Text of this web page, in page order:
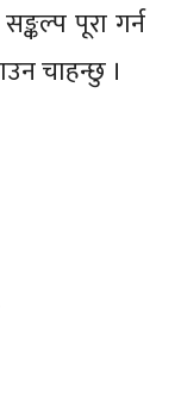
पूरा गर्न
चाहन्छु ।